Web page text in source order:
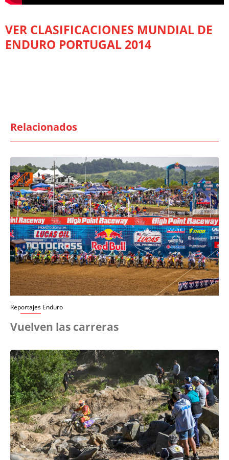
VER CLASIFICACIONES MUNDIAL DE
ENDURO PORTUGAL 2014
Relacionados
Reportajes Enduro
Vuelven las carreras